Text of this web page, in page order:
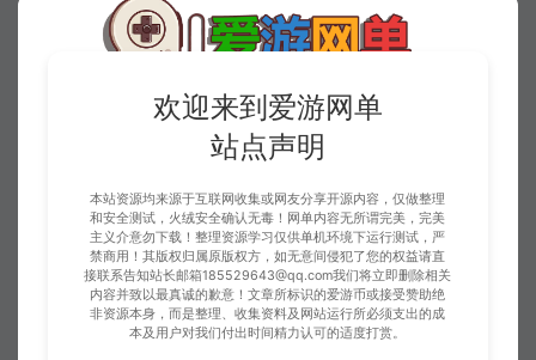
欢迎来到爱游网单
站点声明
本站资源均来源于互联网收集或网友分享开源内容，仅做整理
和安全测试，火绒安全确认无毒！网单内容无所谓完美，完美
主义介意勿下载！整理资源学习仅供单机环境下运行测试，严
禁商用！其版权归属原版权方，如无意间侵犯了您的权益请直
接联系告知站长邮箱185529643@qq.com我们将立即删除相关
内容并致以最真诚的歉意！文章所标识的爱游币或接受赞助绝
非资源本身，而是整理、收集资料及网站运行所必须支出的成
本及用户对我们付出时间精力认可的适度打赏。